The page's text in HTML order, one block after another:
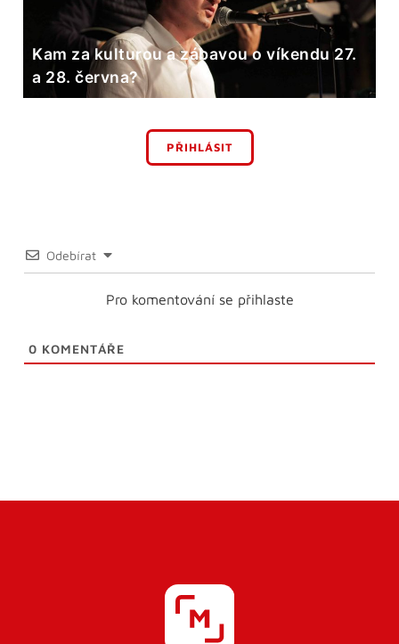
Kam za kulturou a zábavou o víkendu 27.
a 28. června?
PŘIHLÁSIT
Odebírat
Pro komentování se přihlaste
0 KOMENTÁŘE